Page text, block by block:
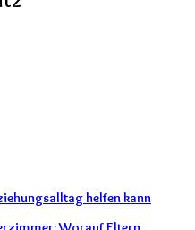
helfen kann